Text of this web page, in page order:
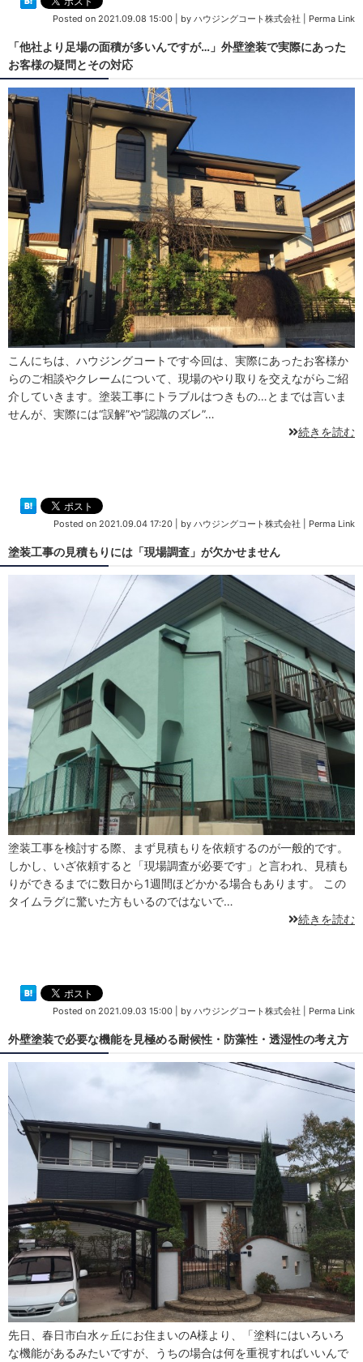
Posted on 2021.09.08 15:00 by ハウジングコート株式会社 Perma Link
「他社より足場の面積が多いんですが…」外壁塗装で実際にあった
お客様の疑問とその対応
こんにちは、ハウジングコートです今回は、実際にあったお客様か
らのご相談やクレームについて、現場のやり取りを交えながらご紹
介していきます。塗装工事にトラブルはつきもの…とまでは言いま
せんが、実際には“誤解”や“認識のズレ”…
続きを読む
Posted on 2021.09.04 17:20 by ハウジングコート株式会社 Perma Link
塗装工事の見積もりには「現場調査」が欠かせません
塗装工事を検討する際、まず見積もりを依頼するのが一般的です。
しかし、いざ依頼すると「現場調査が必要です」と言われ、見積も
りができるまでに数日から1週間ほどかかる場合もあります。 この
タイムラグに驚いた方もいるのではないで…
続きを読む
Posted on 2021.09.03 15:00 by ハウジングコート株式会社 Perma Link
外壁塗装で必要な機能を見極める耐候性・防藻性・透湿性の考え方
先日、春日市白水ヶ丘にお住まいのA様より、「塗料にはいろいろ
な機能があるみたいですが、うちの場合は何を重視すればいいんで